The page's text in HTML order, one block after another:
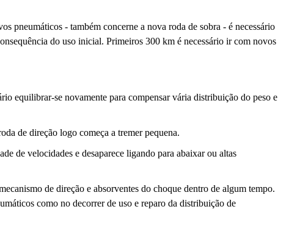
pneumáticos - também concerne a nova roda de sobra - é necessário
do uso inicial. Primeiros 300 km é necessário ir com novos
equilibrar-se novamente para compensar vária distribuição do peso e
de direção logo começa a tremer pequena.
de velocidades e desaparece ligando para abaixar ou altas
de direção e absorventes do choque dentro de algum tempo.
como no decorrer de uso e reparo da distribuição de